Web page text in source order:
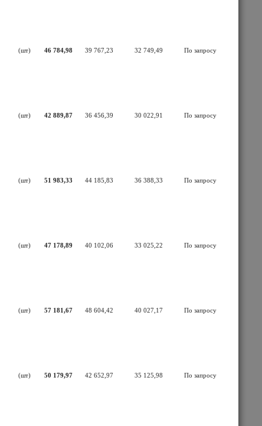
(шт) 46 784,98 39 767,23 32 749,49 По запросу
(шт) 42 889,87 36 456,39 30 022,91 По запросу
(шт) 51 983,33 44 185,83 36 388,33 По запросу
(шт) 47 178,89 40 102,06 33 025,22 По запросу
(шт) 57 181,67 48 604,42 40 027,17 По запросу
(шт) 50 179,97 42 652,97 35 125,98 По запросу